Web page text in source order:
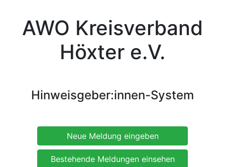
AWO Kreisverband
Höxter e.V.
Hinweisgeber:innen-System
Neue Meldung eingeben
Bestehende Meldungen einsehen